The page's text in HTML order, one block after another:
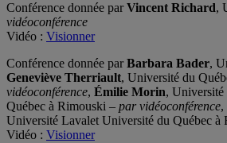
Conférence donnée parVincent Richard,
vidéoconférence
Vidéo : Visionner
Conférence donnée parBarbara Bader,
Geneviève Therriault, Université du
vidéoconférence, Émilie Morin,
Québec à Rimouski – par vidéoconférence,
Université Lavalet Université du Québec à
Vidéo : Visionner